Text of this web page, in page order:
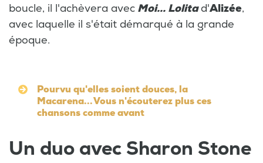
boucle, il l'achèvera avec Moi... Lolitad'Alizée,
avec laquelle il s'était démarqué à la grande
époque.
Pourvu qu'elles soient douces, la
Macarena... Vous n'écouterez plus ces
chansons comme avant
Un duo avec Sharon Stone